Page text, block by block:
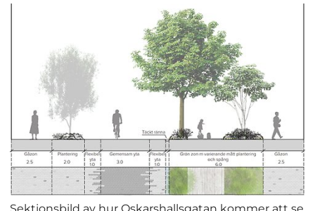
Sektionsbild av hur Oskarshallsgatan kommer att se